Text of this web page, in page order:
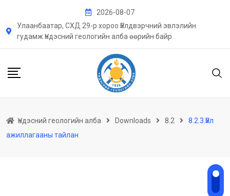
content
2026-08-07
Улаанбаатар, СХД 29-р хороо Үйлдвэрчний эвлэлийн
гудамж Үндэсний геологийн алба өөрийн байр
Үндэсний геологийн алба Downloads 8.2
8.2.3.Үйл
ажиллагааны тайлан